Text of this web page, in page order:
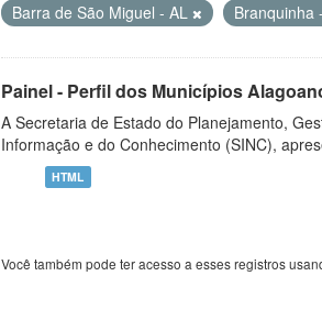
Barra de São Miguel - AL
Branquinha
Painel - Perfil dos Municípios
A Secretaria de Estado do Planejamento,
Informação e do Conhecimento (SINC),
HTML
Você também pode ter acesso a esses registros